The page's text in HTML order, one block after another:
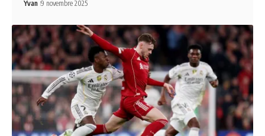
Yvan 9 novembre 2025